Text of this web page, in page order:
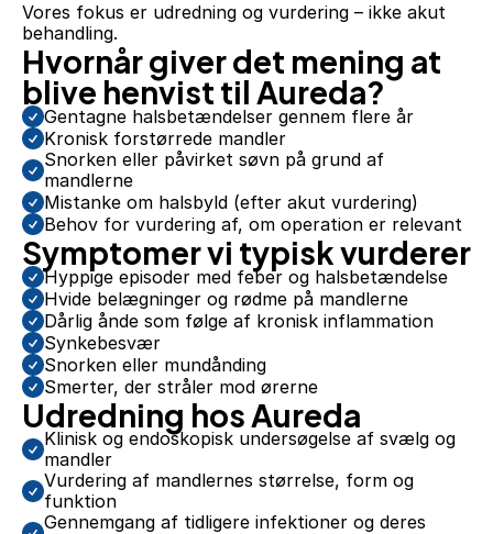
Vores fokus er udredning og vurdering – ikke akut
behandling.
Hvornår giver det mening at
blive henvist til Aureda?
Gentagne halsbetændelser gennem flere år
Kronisk forstørrede mandler
Snorken eller påvirket søvn på grund af
mandlerne
Mistanke om halsbyld (efter akut vurdering)
Behov for vurdering af, om operation er relevant
Symptomer vi typisk vurderer
Hyppige episoder med feber og halsbetændelse
Hvide belægninger og rødme på mandlerne
Dårlig ånde som følge af kronisk inflammation
Synkebesvær
Snorken eller mundånding
Smerter, der stråler mod ørerne
Udredning hos Aureda
Klinisk og endoskopisk undersøgelse af svælg og
mandler
Vurdering af mandlernes størrelse, form og
funktion
Gennemgang af tidligere infektioner og deres